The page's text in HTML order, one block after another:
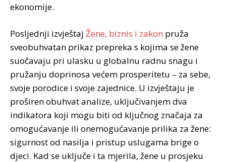
ekonomije.
Posljednji izvještaj Žene, biznis i zakon pruža
sveobuhvatan prikaz prepreka s kojima se žene
suočavaju pri ulasku u globalnu radnu snagu i
pružanju doprinosa većem prosperitetu – za sebe,
svoje porodice i svoje zajednice. U izvještaju je
proširen obuhvat analize, uključivanjem dva
indikatora koji mogu biti od ključnog značaja za
omogućavanje ili onemogućavanje prilika za žene:
sigurnost od nasilja i pristup uslugama brige o
djeci. Kad se uključe i ta mjerila, žene u prosjeku